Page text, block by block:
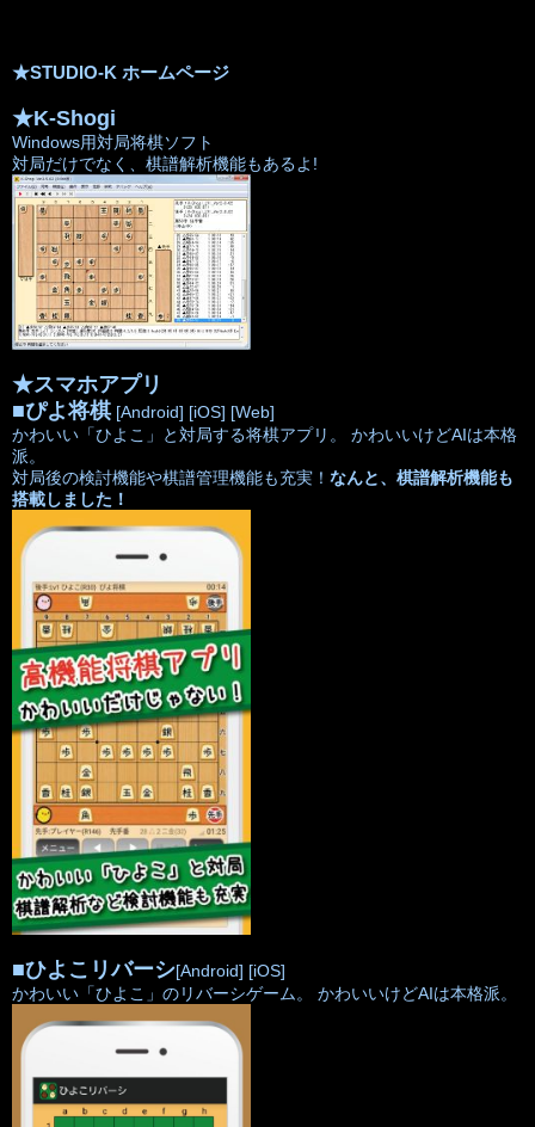
★STUDIO-K ホームページ
★K-Shogi
Windows用対局将棋ソフト
対局だけでなく、棋譜解析機能もあるよ!
★スマホアプリ
■ぴよ将棋 [Android] [iOS] [Web]
かわいい「ひよこ」と対局する将棋アプリ。 かわいいけどAIは本格
派。
対局後の検討機能や棋譜管理機能も充実！ なんと、棋譜解析機能も
搭載しました！
■ひよこリバーシ[Android] [iOS]
かわいい「ひよこ」のリバーシゲーム。 かわいいけどAIは本格派。